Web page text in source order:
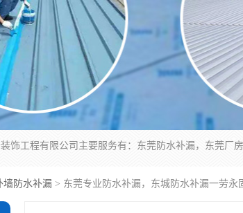
墙防水补漏 > 东莞专业防水补漏，东城防水补漏一劳永